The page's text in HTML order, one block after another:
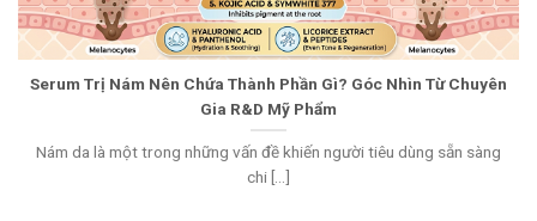
Serum Trị Nám Nên Chứa Thành Phần Gì? Góc Nhìn Từ Chuyên
Gia R&D Mỹ Phẩm
Nám da là một trong những vấn đề khiến người tiêu dùng sẵn sàng
chi [...]